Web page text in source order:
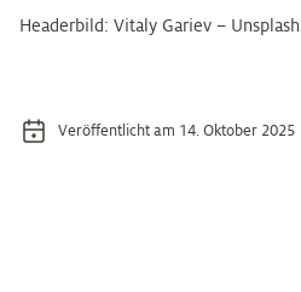
Headerbild: Vitaly Gariev – Unsplash
Veröffentlicht am 14. Oktober 2025